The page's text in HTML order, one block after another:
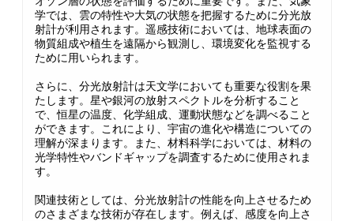
学では、雲の特性や大気の状態を把握するために分光放
射計が利用されます。遥感技術においては、地球表面の
物質組成や植生を遠隔から観測し、環境変化を監視する
ために用いられます。
さらに、分光放射計は天文学においても重要な役割を果
たします。星や銀河の放射スペクトルを分析すること
で、恒星の温度、化学組成、運動状態などを調べること
ができます。これにより、宇宙の進化や構造についての
理解が深まります。また、材料科学においては、材料の
光学特性やバンドギャップを調査するために使用されま
す。
関連技術としては、分光放射計の性能を向上させるため
のさまざまな技術が存在します。例えば、感度を向上さ